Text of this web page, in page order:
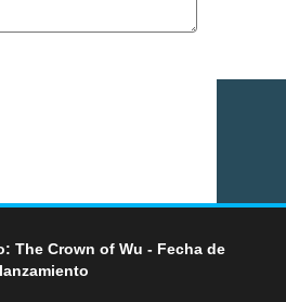
The Crown of Wu - Fecha de
lanzamiento